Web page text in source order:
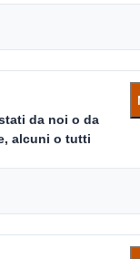
CLICCA QUI